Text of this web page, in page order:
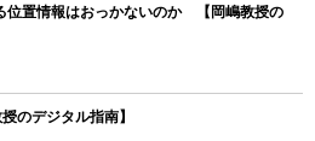
位置情報はおっかないのか 【岡嶋教授の
のデジタル指南】